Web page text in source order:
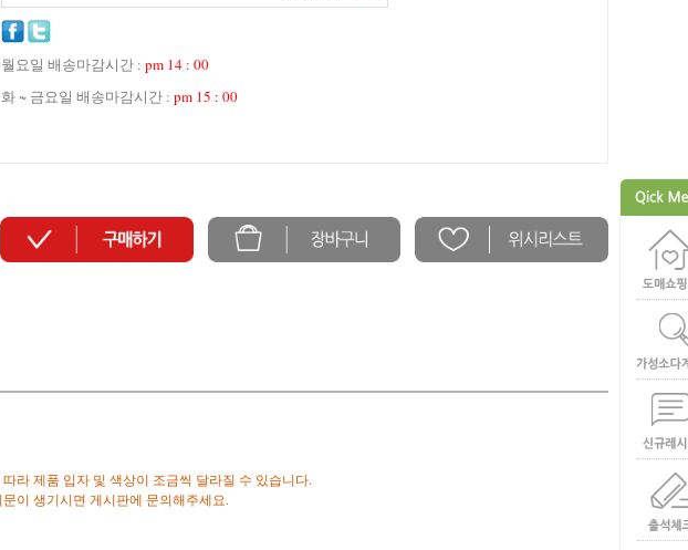
월요일 배송마감시간 : pm 14 : 00
화 ~ 금요일 배송마감시간 : pm 15 : 00
라 제품 입자 및 색상이 조금씩 달라질 수 있습니다.
이 생기시면 게시판에 문의해주세요.